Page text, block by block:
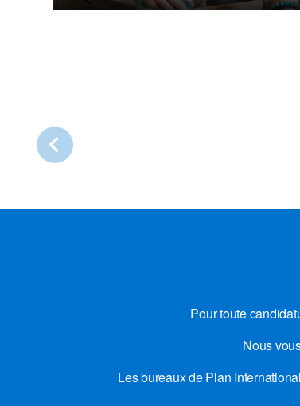
Pour toute
Nous
Les bureaux de Plan